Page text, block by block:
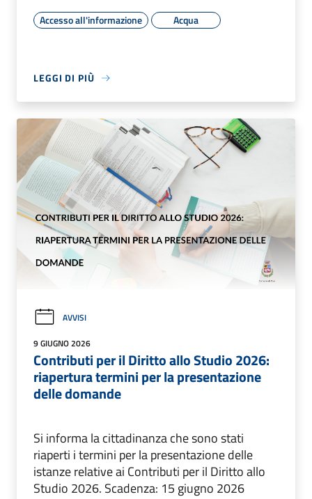
Accesso all'informazione Acqua
LEGGI DI PIÙ
AVVISI
9 GIUGNO 2026
Contributi per il Diritto allo Studio 2026:
riapertura termini per la presentazione
delle domande
Si informa la cittadinanza che sono stati
riaperti i termini per la presentazione delle
istanze relative ai Contributi per il Diritto allo
Studio 2026. Scadenza: 15 giugno 2026